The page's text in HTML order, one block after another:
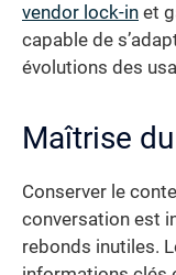
vendor lock-in et
capable de
évolutions des
Maîtrise
Conserver le
conversation est
rebonds inutiles.